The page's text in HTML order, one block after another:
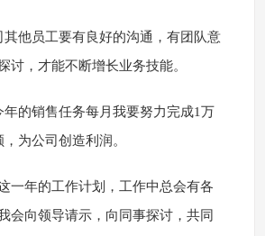
其他员工要有良好的沟通，有团队意
讨，才能不断增长业务技能。
年的销售任务每月我要努力完成1万
为公司创造利润。
一年的工作计划，工作中总会有各
会向领导请示，向同事探讨，共同